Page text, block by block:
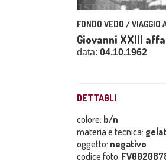
FONDO VEDO / VIAGGIO
Giovanni XXIII
data: 04.10.1962
DETTAGLI
colore: b/n
materia e tecnica:
oggetto: negativo
codice foto: